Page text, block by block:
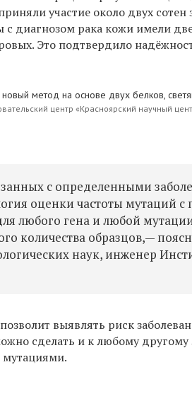
участие около двух
диагнозом рака кожи имели
Это подтвердило
метод на основе двух белков,
центр «Красноярский научный
с определенными
оценки частоты
любого гена и любой
количества образцов,—
наук, инженер
выявлять риск
сделать и к любому другому
мутациями.